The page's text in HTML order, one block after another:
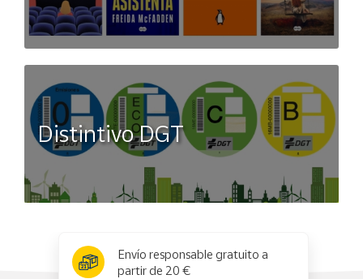
Distintivo DGT
Envío responsable gratuito a
partir de 20 €